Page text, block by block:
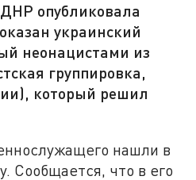
опубликовала
украинский
неонацистами из
группировка,
который решил
нашли в
Сообщается, что в его